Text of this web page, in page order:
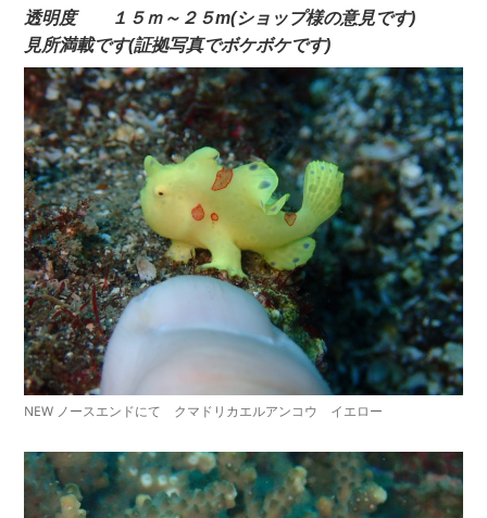
透明度 １５ｍ～２５m(ショップ様の意見です)
見所満載です(証拠写真でボケボケです)
NEW ノースエンドにて クマドリカエルアンコウ イエロー